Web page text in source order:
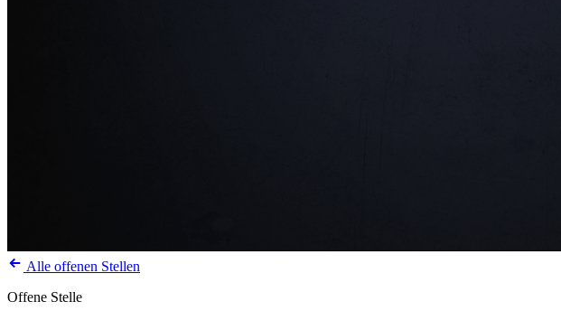
Alle offenen Stellen
Offene Stelle